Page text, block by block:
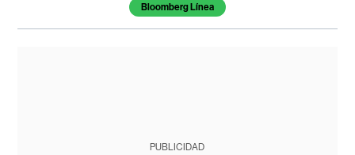
Bloomberg Línea
PUBLICIDAD